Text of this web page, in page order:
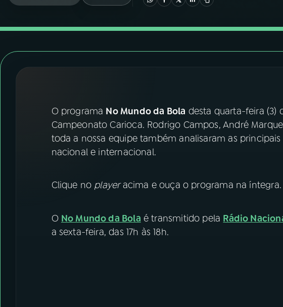
07ÚLTIMAS
YouTube Facebook
Instagram X
O programa No Mundo da Bola desta quarta-feira (3)
Campeonato Carioca. Rodrigo Campos, André
toda a nossa equipe também analisaram as
nacional e internacional.
Clique no playeracima e ouça o programa na íntegra.
O No Mundo da Bola é transmitido pela Rádio
a sexta-feira, das 17h às 18h.